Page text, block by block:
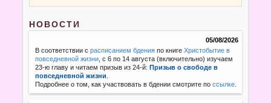
НОВОСТИ
05/08/2026
В соответствии срасписанием бдения по книгеХристобытие в
повседневной жизни , с 6 по 14 августа (включительно) изучаем
23-ю главу и читаем призыв из 24-й:Призыв о свободе в
повседневной жизни
Подробнее о том, как участвовать в бдении смотрите поссылке